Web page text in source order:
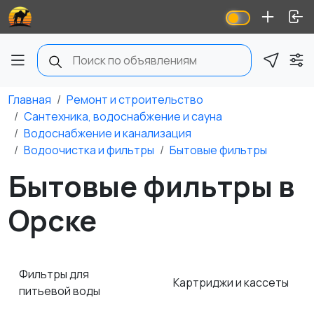
Главная
Ремонт и строительство
Сантехника, водоснабжение и сауна
Водоснабжение и канализация
Водоочистка и фильтры
Бытовые фильтры
Бытовые фильтры в
Орске
Фильтры для
питьевой воды
Картриджи и кассеты